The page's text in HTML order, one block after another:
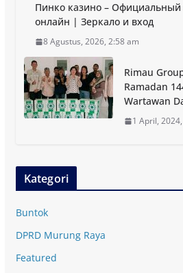
Пинко казино – Официальный
онлайн | Зеркало и вход
8 Agustus, 2026, 2:58 am
Rimau
Ramadan
Wartawan
1 April,
Kategori
Buntok
DPRD Murung Raya
Featured